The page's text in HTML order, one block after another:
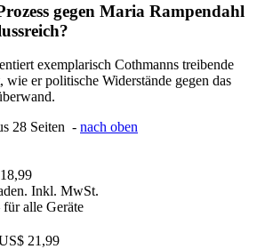
gegen Maria Rampendahl
exemplarisch Cothmanns treibende
er politische Widerstände gegen das
28 Seiten - nach oben
Inkl. MwSt.
alle Geräte
21,99